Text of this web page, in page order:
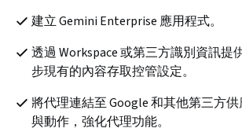
建立 Gemini Enterprise 應用程式。
透過 Workspace 或第三方識別資訊提
步現有的內容存取控管設定。
將代理連結至 Google 和其他第三方
與動作，強化代理功能。